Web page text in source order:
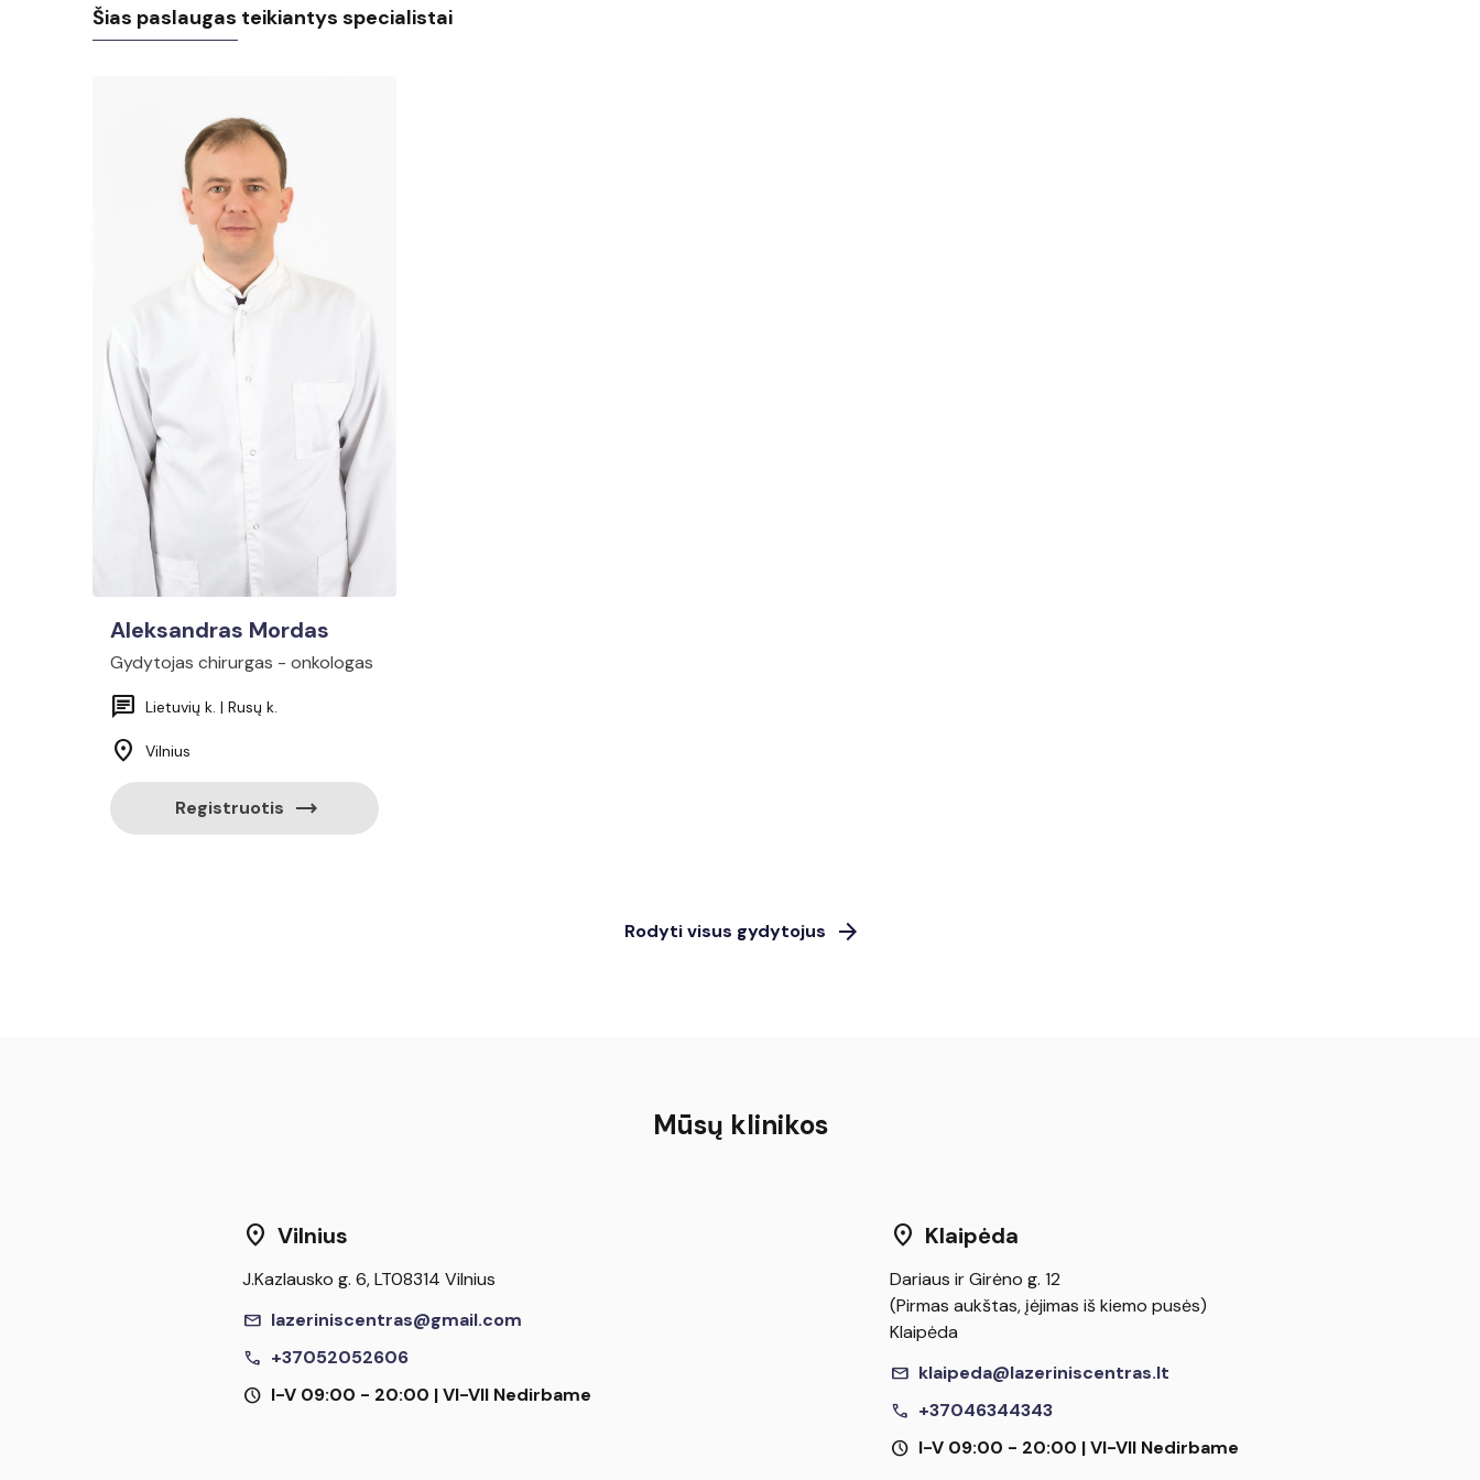
Šias paslaugas teikiantys specialistai
Aleksandras Mordas
Gydytojas chirurgas - onkologas
chat Lietuvių k. | Rusų k.
location_on Vilnius
Registruotis trending_flat
Rodyti visus gydytojus arrow_forward
Mūsų klinikos
location_on Vilnius
J.Kazlausko g. 6, LT08314 Vilnius
mail lazeriniscentras@gmail.com
call +37052052606
schedule I-V 09:00 - 20:00 | VI-VII Nedirbame
location_on Klaipėda
Dariaus ir Girėno g. 12
(Pirmas aukštas, įėjimas iš kiemo pusės)
Klaipėda
mail klaipeda@lazeriniscentras.lt
call +37046344343
schedule I-V 09:00 - 20:00 | VI-VII Nedirbame